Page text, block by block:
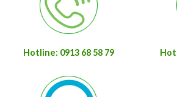
Hotline: 0913 68 58 79